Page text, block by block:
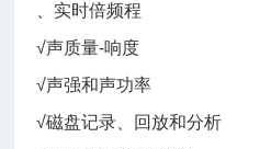
、实时倍频程
√声质量-响度
√声强和声功率
√磁盘记录、回放和分析